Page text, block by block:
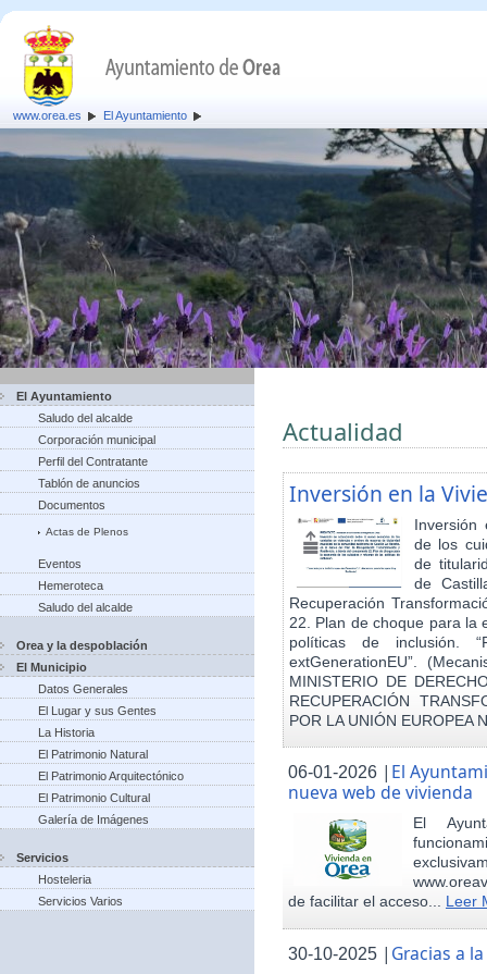
www.orea.es El Ayuntamiento
El Ayuntamiento
Saludo del alcalde
Corporación municipal
Perfil del Contratante
Tablón de anuncios
Documentos
Actas de Plenos
Eventos
Hemeroteca
Saludo del alcalde
Orea y la despoblación
El Municipio
Datos Generales
El Lugar y sus Gentes
La Historia
El Patrimonio Natural
El Patrimonio Arquitectónico
El Patrimonio Cultural
Galería de Imágenes
Servicios
Hosteleria
Servicios Varios
Actualidad
Inversión en la
Inversión
de los
de
de
Recuperación
22. Plan de choque para la
políticas de inclusión.
extGenerationEU”.
MINISTERIO DE
RECUPERACIÓN
POR LA UNIÓN EUROPEA
06-01-2026 | El
nueva web de vivienda
El
de facilitar el acceso... Leer
30-10-2025 | Gracias a